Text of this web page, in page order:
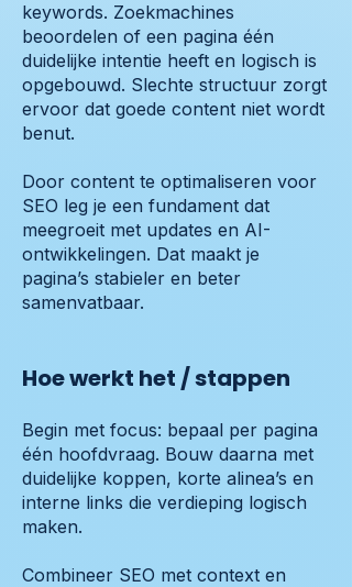
keywords. Zoekmachines
beoordelen of een pagina één
duidelijke intentie heeft en logisch is
opgebouwd. Slechte structuur zorgt
ervoor dat goede content niet wordt
benut.
Door content te optimaliseren voor
SEO leg je een fundament dat
meegroeit met updates en AI-
ontwikkelingen. Dat maakt je
pagina’s stabieler en beter
samenvatbaar.
Hoe werkt het / stappen
Begin met focus: bepaal per pagina
één hoofdvraag. Bouw daarna met
duidelijke koppen, korte alinea’s en
interne links die verdieping logisch
maken.
Combineer SEO met context en